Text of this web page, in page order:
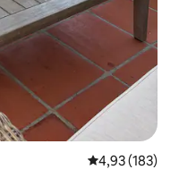
Priemerné
4,93 (183)